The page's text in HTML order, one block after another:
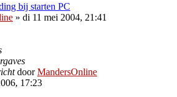
bij starten PC
» di 11 mei 2004, 21:41
doorMandersOnline
17:23